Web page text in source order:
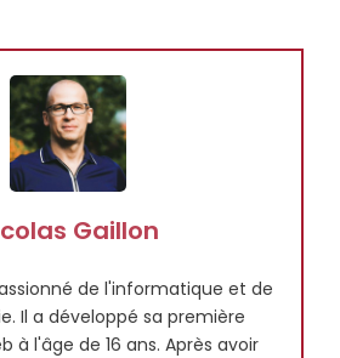
Gaillon
de l'informatique et de
Il a développé sa première
à l'âge de 16 ans. Après avoir